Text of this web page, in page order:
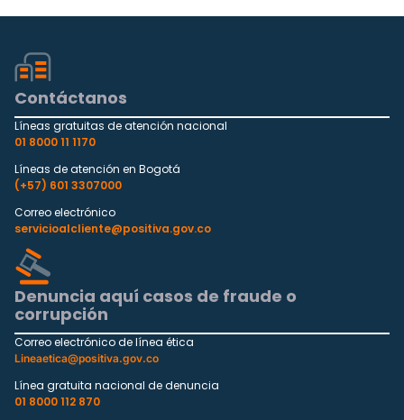
Contáctanos
Líneas gratuitas de atención nacional
01 8000 11 1170
Líneas de atención en Bogotá
(+57) 601 3307000
Correo electrónico
servicioalcliente@positiva.gov.co
Denuncia aquí casos de fraude o
corrupción
Correo electrónico de línea ética
Lineaetica@positiva.gov.co
Línea gratuita nacional de denuncia
01 8000 112 870